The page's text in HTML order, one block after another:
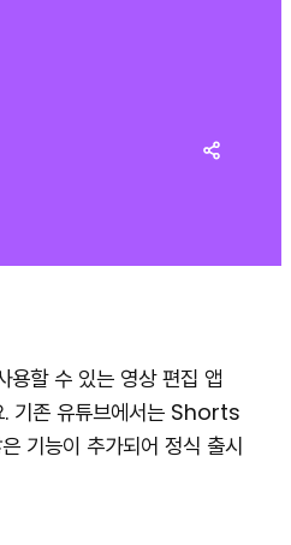
용할 수 있는 영상 편집 앱
. 기존 유튜브에서는 Shorts
기능이 추가되어 정식 출시